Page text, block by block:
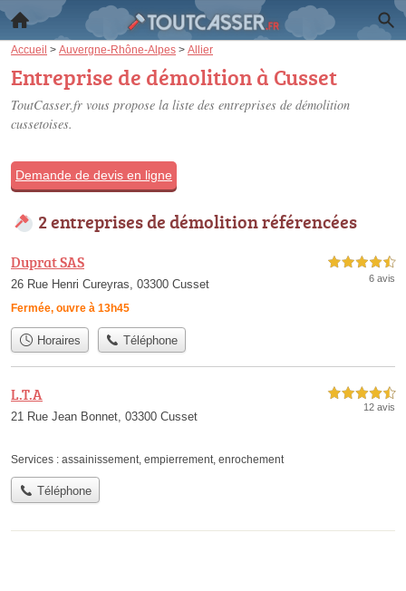
Accueil > Auvergne-Rhône-Alpes > Allier
Entreprise de démolition à Cusset
ToutCasser.fr vous propose la liste des entreprises de démolition
cussetoises.
Demande de devis en ligne
2 entreprises de démolition référencées
Duprat SAS
26 Rue Henri Cureyras, 03300 Cusset
Fermée, ouvre à 13h45
4,5 étoiles sur 5
6 avis
Horaires Téléphone
L.T.A
21 Rue Jean Bonnet, 03300 Cusset
4,5 étoiles sur 5
12 avis
Services : assainissement, empierrement, enrochement
Téléphone